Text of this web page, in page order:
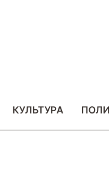
КУЛЬТУРА